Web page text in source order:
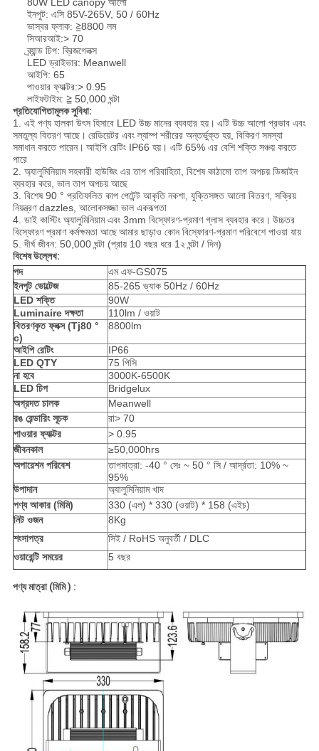
80W LED canopy আলো
ইনপুট: এসি 85V-265V, 50 / 60Hz
ভাস্বর ফ্লাক: ≧8800 লম
সিআরআই:> 70
ব্র্যান্ড চিপ: ব্রিজগেলক্স
LED ড্রাইভার: Meanwell
আইপি: 65
পাওয়ার ফ্যাক্টর:> 0.95
লাইফটাইম: ≧ 50,000 ঘন্টা
প্রতিযোগিতামূলক সুবিধা:
1. এই পণ্য হালকা উৎস হিসাবে LED উচ্চ মানের ব্যবহার হয়। এটি উচ্চ আলো প্রভাব এবং
সমতুল্য বিতরণ আছে। রেডিয়েটর এবং ল্যাম্প শরীরের অন্তর্ভুক্ত হয়, বিকিরণ সমস্যা
সমাধান করতে পারেন। আইপি রেটিং IP66 হয়। এটি 65% এর বেশি শক্তি সঞ্চয় করতে
পারে
2. অ্যালুমিনিয়াম সহকারী হাউজিং এর তাপ পরিবাহিতা, বিশেষ কাঠামো তাপ অপচয় ডিজাইন
ব্যবহার করে, ভাল তাপ অপচয় আছে
3. বিশেষ 90 ° প্রতিফলিত কাপ পেটেন্ট আকৃতি নকশা, যুক্তিসঙ্গত আলো বিতরণ, সক্রিয়
নিয়ন্ত্রণ dazzles, আলোকসজ্জা ভাল একরূপতা
4. ডাই কাস্টিং অ্যালুমিনিয়াম এবং 3mm বিস্ফোরণ-প্রমাণ গ্লাস ব্যবহার করে। উচ্চতর
বিস্ফোরণ প্রমাণ কর্মক্ষমতা আছেআমার ছাড়াও কোন বিস্ফোরণ-প্রমাণ পরিবেশে পাওয়া যায়
5. দীর্ঘ জীবন: 50,000 ঘন্টা (প্রায় 10 বছর ধরে 1২ ঘন্টা / দিন)
বিশেষ উল্লেখ:
পদ
এম এফ-GS075
ইনপুট ভোল্টেজ
85-265 ভ্যাক 50Hz / 60Hz
LED শক্তি
90W
Luminaire দক্ষতা
110lm / ওয়াট
বিতরণকৃত ফ্লক্স (Tj80 °
c)
8800lm
আইপি রেটিং
IP66
LED QTY
75 পিসি
না হবে
3000K-6500K
LED চিপ
Bridgelux
অগ্রদত চালক
Meanwell
রঙ রেন্ডারিং সূচক
রা> 70
পাওয়ার ফ্যাক্টর
> 0.95
জীবনকাল
≥50,000hrs
অপারেশন পরিবেশ
তাপমাত্রা: -40 ° সেঃ ~ 50 ° সি / আর্দ্রতা: 10% ~
95%
উপাদান
অ্যালুমিনিয়াম খাদ
পণ্য আকার (মিমি)
330 (এল) * 330 (ওয়াট) * 158 (এইচ)
নিট ওজন
8Kg
শংসাপত্র
সিই / RoHS অনুবর্তী / DLC
ওয়ারেন্টি সময়ের
5 বছর
পণ্য মাত্রা (মিমি) :